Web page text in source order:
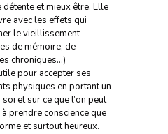
et mieux être. Elle
avec les effets qui
le vieillissement
de mémoire, de
chroniques…)
pour accepter ses
physiques en portant un
et sur ce que l’on peut
prendre conscience que
et surtout heureux.